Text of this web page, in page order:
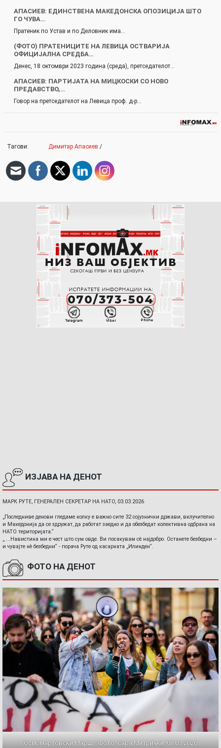
АПАСИЕВ: ЕДИНСТВЕНА МАКЕДОНСКА ОПОЗИЦИЈА ШТО
ГО ЧУВА…
Пратеник по Устав и по Деловник има…
(ФОТО) ПРАТЕНИЦИТЕ НА ЛЕВИЦА ОСТВАРИЈА
ОФИЦИЈАЛНА СРЕДБА…
Денес, 18 октомври 2023 година (среда), претседателот…
АПАСИЕВ: ПАРТИЈАТА НА МИЦКОСКИ СО НОВО
ПРЕДАВСТВО,…
Говор на претседателот на Левица проф. д-р…
Тагови: Димитар Апасиев /
ИЗЈАВА НА ДЕНОТ
МАРК РУТЕ, ГЕНЕРАЛЕН СЕКРЕТАР НА НАТО, 03.03.2026
„Последниве денови гледаме колку е важно сите 32 сојузнички држави, вклучително
и Македонија да се здружат, да работат заедно и да обезбедат колективна одбрана на
НАТО територијата.“
„ ...Навистина ми е чест што сум овде. Ви посакувам сè најдобро. Останете безбедни –
и чувајте нè безбедни“ - порача Руте од касарната „Илинден“.
ФОТО НА ДЕНОТ
Осмомартовски Марш / Фото: Сара Митрички, 08.03.2026